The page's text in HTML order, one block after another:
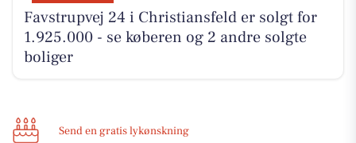
Favstrupvej 24 i Christiansfeld er solgt for
1.925.000 - se køberen og 2 andre solgte
boliger
Send en gratis lykønskning